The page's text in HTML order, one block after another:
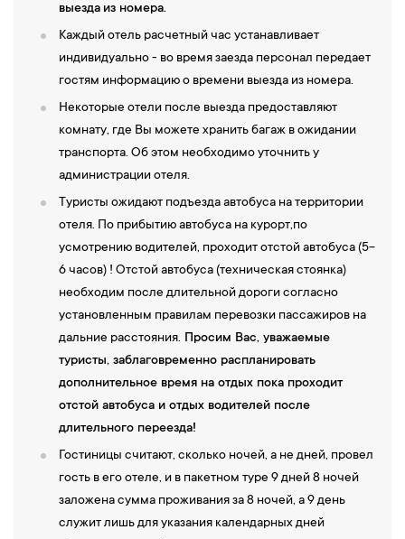
выезда из номера.
Каждый отель расчетный час устанавливает
индивидуально - во время заезда персонал передает
гостям информацию о времени выезда из номера.
Некоторые отели после выезда предоставляют
комнату, где Вы можете хранить багаж в ожидании
транспорта. Об этом необходимо уточнить у
администрации отеля.
Туристы ожидают подъезда автобуса на территории
отеля. По прибытию автобуса на курорт,по
усмотрению водителей, проходит отстой автобуса (5-
6 часов) ! Отстой автобуса (техническая стоянка)
необходим после длительной дороги согласно
установленным правилам перевозки пассажиров на
дальние расстояния. Просим Вас, уважаемые
туристы, заблаговременно распланировать
дополнительное время на отдых пока проходит
отстой автобуса и отдых водителей после
длительного переезда!
Гостиницы считают, сколько ночей, а не дней, провел
гость в его отеле, и в пакетном туре 9 дней 8 ночей
заложена сумма проживания за 8 ночей, а 9 день
служит лишь для указания календарных дней